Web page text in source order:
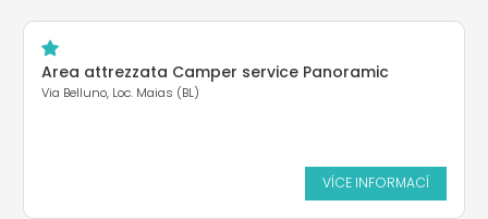
Area attrezzata Camper service Panoramic
Via Belluno, Loc. Maias (BL)
VÍCE INFORMACÍ